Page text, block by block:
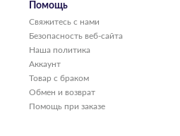
Помощь
Свяжитесь с нами
Безопасность веб-сайта
Наша политика
Аккаунт
Товар с браком
Обмен и возврат
Помощь при заказе